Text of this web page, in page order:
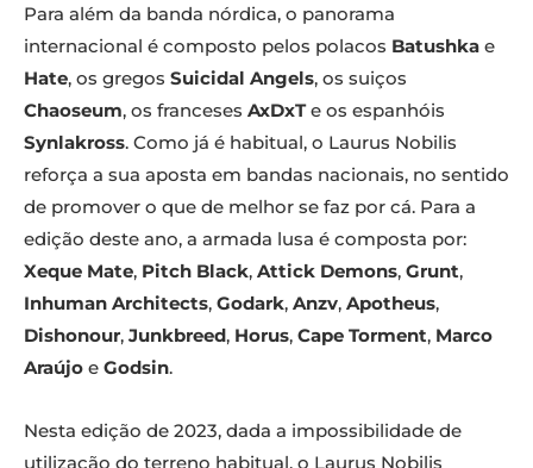
Para além da banda nórdica, o panorama
internacional é composto pelos polacos Batushka e
Hate, os gregos Suicidal Angels, os suiços
Chaoseum, os franceses AxDxTe os espanhóis
Synlakross. Como já é habitual, o Laurus Nobilis
reforça a sua aposta em bandas nacionais, no sentido
de promover o que de melhor se faz por cá. Para a
edição deste ano, a armada lusa é composta por:
Xeque Mate, Pitch Black, Attick Demons, Grunt,
Inhuman Architects, Godark, Anzv, Apotheus,
Dishonour, Junkbreed, Horus, Cape Torment, Marco
Araújo e Godsin.
Nesta edição de 2023, dada a impossibilidade de
utilização do terreno habitual, o Laurus Nobilis